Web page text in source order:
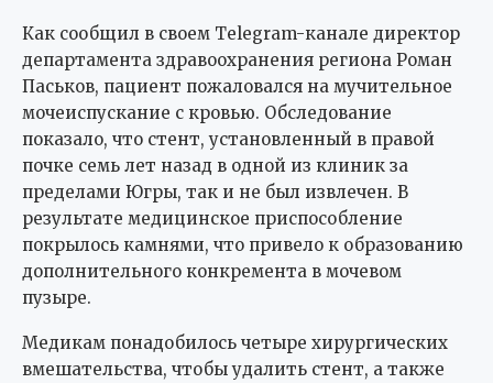
Как сообщил в своем Telegram-канале директор
департамента здравоохранения региона Роман
Паськов, пациент пожаловался на мучительное
мочеиспускание с кровью. Обследование
показало, что стент, установленный в правой
почке семь лет назад в одной из клиник за
пределами Югры, так и не был извлечен. В
результате медицинское приспособление
покрылось камнями, что привело к образованию
дополнительного конкремента в мочевом
пузыре.
Медикам понадобилось четыре хирургических
вмешательства, чтобы удалить стент, а также